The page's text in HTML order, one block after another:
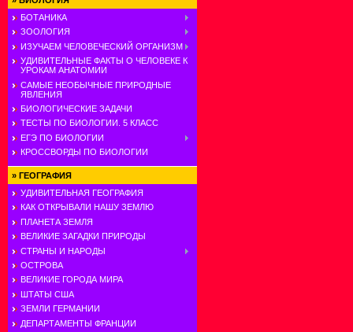
БОТАНИКА
ЗООЛОГИЯ
ИЗУЧАЕМ ЧЕЛОВЕЧЕСКИЙ ОРГАНИЗМ
УДИВИТЕЛЬНЫЕ ФАКТЫ О ЧЕЛОВЕКЕ К
УРОКАМ АНАТОМИИ
САМЫЕ НЕОБЫЧНЫЕ ПРИРОДНЫЕ
ЯВЛЕНИЯ
БИОЛОГИЧЕСКИЕ ЗАДАЧИ
ТЕСТЫ ПО БИОЛОГИИ. 5 КЛАСС
ЕГЭ ПО БИОЛОГИИ
КРОССВОРДЫ ПО БИОЛОГИИ
» ГЕОГРАФИЯ
УДИВИТЕЛЬНАЯ ГЕОГРАФИЯ
КАК ОТКРЫВАЛИ НАШУ ЗЕМЛЮ
ПЛАНЕТА ЗЕМЛЯ
ВЕЛИКИЕ ЗАГАДКИ ПРИРОДЫ
СТРАНЫ И НАРОДЫ
ОСТРОВА
ВЕЛИКИЕ ГОРОДА МИРА
ШТАТЫ США
ЗЕМЛИ ГЕРМАНИИ
ДЕПАРТАМЕНТЫ ФРАНЦИИ